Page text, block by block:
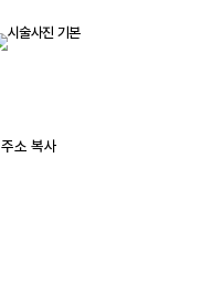
주소 복사